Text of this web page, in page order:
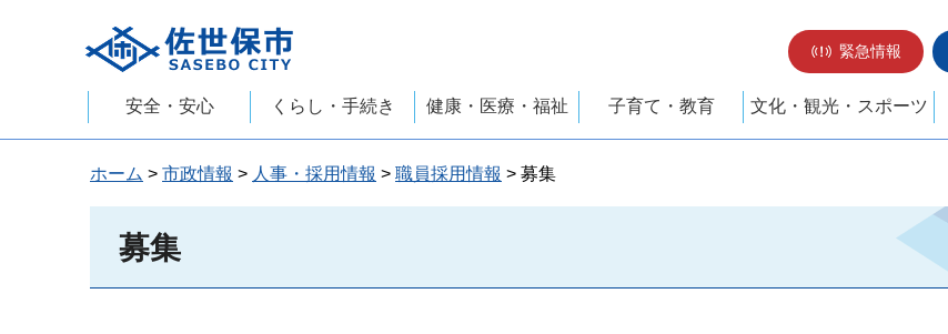
佐世保市
緊急情報
安全・安心 くらし・手続き 健康・医療・福祉 子育て・教育 文化・観光・スポーツ
ホーム > 市政情報 > 人事・採用情報 > 職員採用情報 > 募集
募集